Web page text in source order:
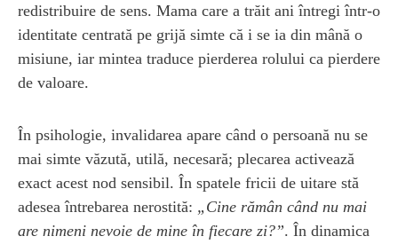
redistribuire de sens. Mama care a trăit ani întregi într-o
identitate centrată pe grijă simte că i se ia din mână o
misiune, iar mintea traduce pierderea rolului ca pierdere
de valoare.
În psihologie, invalidarea apare când o persoană nu se
mai simte văzută, utilă, necesară; plecarea activează
exact acest nod sensibil. În spatele fricii de uitare stă
adesea întrebarea nerostită: „Cine rămân când nu mai
are nimeni nevoie de mine în fiecare zi?”. În dinamica